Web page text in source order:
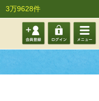
3万9628件
会員登 ログイ メニュ